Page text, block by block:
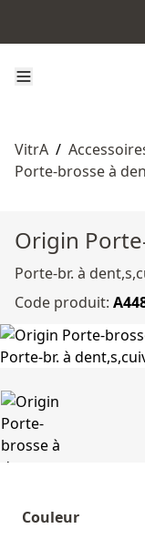
VitrA /
Porte-brosse à
Origin
Porte-br. à
Code produit:
Couleur